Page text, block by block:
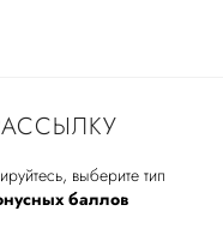
выберите тип
баллов